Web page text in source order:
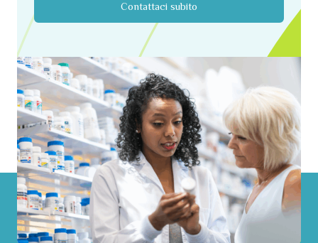
Contattaci subito